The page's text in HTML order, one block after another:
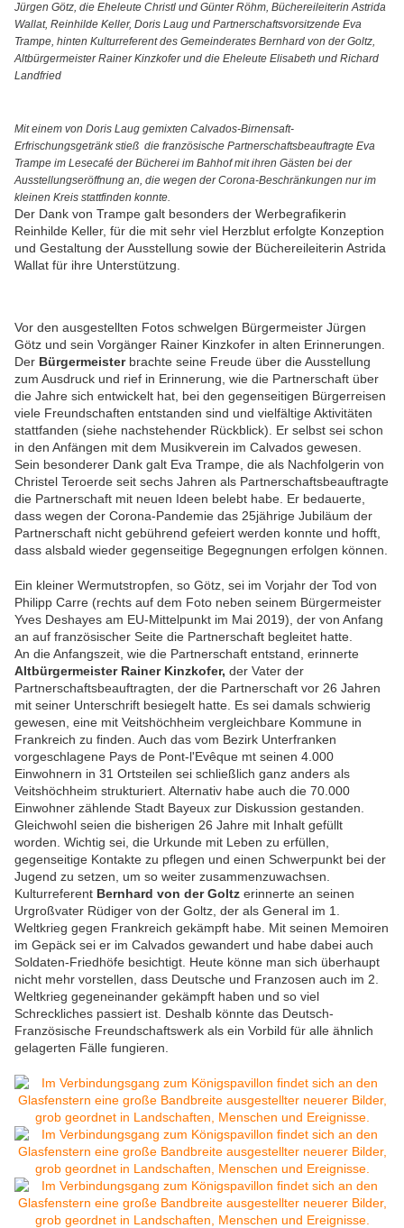
Jürgen Götz, die Eheleute Christl und Günter Röhm, Büchereileiterin Astrida
Wallat, Reinhilde Keller, Doris Laug und Partnerschaftsvorsitzende Eva
Trampe, hinten Kulturreferent des Gemeinderates Bernhard von der Goltz,
Altbürgermeister Rainer Kinzkofer und die Eheleute Elisabeth und Richard
Landfried
Mit einem von Doris Laug gemixten Calvados-Birnensaft-
Erfrischungsgetränk stieß die französische Partnerschaftsbeauftragte Eva
Trampe im Lesecafé der Bücherei im Bahhof mit ihren Gästen bei der
Ausstellungseröffnung an, die wegen der Corona-Beschränkungen nur im
kleinen Kreis stattfinden konnte.
Der Dank von Trampe galt besonders der Werbegrafikerin
Reinhilde Keller, für die mit sehr viel Herzblut erfolgte Konzeption
und Gestaltung der Ausstellung sowie der Büchereileiterin Astrida
Wallat für ihre Unterstützung.
Vor den ausgestellten Fotos schwelgen Bürgermeister Jürgen
Götz und sein Vorgänger Rainer Kinzkofer in alten Erinnerungen.
Der Bürgermeister brachte seine Freude über die Ausstellung
zum Ausdruck und rief in Erinnerung, wie die Partnerschaft über
die Jahre sich entwickelt hat, bei den gegenseitigen Bürgerreisen
viele Freundschaften entstanden sind und vielfältige Aktivitäten
stattfanden (siehe nachstehender Rückblick). Er selbst sei schon
in den Anfängen mit dem Musikverein im Calvados gewesen.
Sein besonderer Dank galt Eva Trampe, die als Nachfolgerin von
Christel Teroerde seit sechs Jahren als Partnerschaftsbeauftragte
die Partnerschaft mit neuen Ideen belebt habe. Er bedauerte,
dass wegen der Corona-Pandemie das 25jährige Jubiläum der
Partnerschaft nicht gebührend gefeiert werden konnte und hofft,
dass alsbald wieder gegenseitige Begegnungen erfolgen können.
Ein kleiner Wermutstropfen, so Götz, sei im Vorjahr der Tod von
Philipp Carre (rechts auf dem Foto neben seinem Bürgermeister
Yves Deshayes am EU-Mittelpunkt im Mai 2019), der von Anfang
an auf französischer Seite die Partnerschaft begleitet hatte.
An die Anfangszeit, wie die Partnerschaft entstand, erinnerte
Altbürgermeister Rainer Kinzkofer, der Vater der
Partnerschaftsbeauftragten, der die Partnerschaft vor 26 Jahren
mit seiner Unterschrift besiegelt hatte. Es sei damals schwierig
gewesen, eine mit Veitshöchheim vergleichbare Kommune in
Frankreich zu finden. Auch das vom Bezirk Unterfranken
vorgeschlagene Pays de Pont-l'Evêque mt seinen 4.000
Einwohnern in 31 Ortsteilen sei schließlich ganz anders als
Veitshöchheim strukturiert. Alternativ habe auch die 70.000
Einwohner zählende Stadt Bayeux zur Diskussion gestanden.
Gleichwohl seien die bisherigen 26 Jahre mit Inhalt gefüllt
worden. Wichtig sei, die Urkunde mit Leben zu erfüllen,
gegenseitige Kontakte zu pflegen und einen Schwerpunkt bei der
Jugend zu setzen, um so weiter zusammenzuwachsen.
Kulturreferent Bernhard von der Goltz erinnerte an seinen
Urgroßvater Rüdiger von der Goltz, der als General im 1.
Weltkrieg gegen Frankreich gekämpft habe. Mit seinen Memoiren
im Gepäck sei er im Calvados gewandert und habe dabei auch
Soldaten-Friedhöfe besichtigt. Heute könne man sich überhaupt
nicht mehr vorstellen, dass Deutsche und Franzosen auch im 2.
Weltkrieg gegeneinander gekämpft haben und so viel
Schreckliches passiert ist. Deshalb könnte das Deutsch-
Französische Freundschaftswerk als ein Vorbild für alle ähnlich
gelagerten Fälle fungieren.